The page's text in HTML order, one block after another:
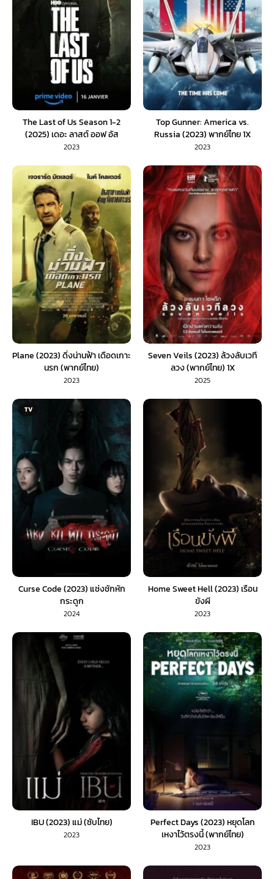
The Last of Us Season 1-2
(2025) เดอะ ลาสต์ ออฟ อัส
2023
Top Gunner: America vs.
Russia (2023) พากย์ไทย 1X
2023
Plane (2023) ดิ่งน่านฟ้า เดือดเกาะ
นรก (พากย์ไทย)
2023
Seven Veils (2023) ล้วงลับเวที
ลวง (พากย์ไทย) 1X
2025
TV
Curse Code (2023) แช่งชักหัก
กระดูก
2024
Home Sweet Hell (2023) เรือน
ขังผี
2023
IBU (2023) แม่ (ซับไทย)
2023
Perfect Days (2023) หยุดโลก
เหงาไว้ตรงนี้ (พากย์ไทย)
2023